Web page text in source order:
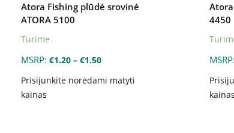
Atora Fishing plūdė srovinė
ATORA 5100
Turime
MSRP: €1.20 – €1.50
Prisijunkite norėdami matyti
kainas
4450
MSRP:
kainas